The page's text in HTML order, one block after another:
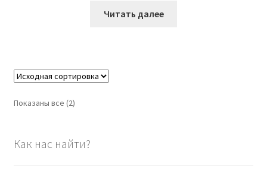
Читать далее
Показаны все (2)
Как нас найти?